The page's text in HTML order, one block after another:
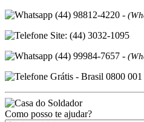
(44) 98812-4220 -
Site: (44) 3032-1095
(44) 99984-7657 -
Grátis - Brasil 0800
Como posso te ajudar?